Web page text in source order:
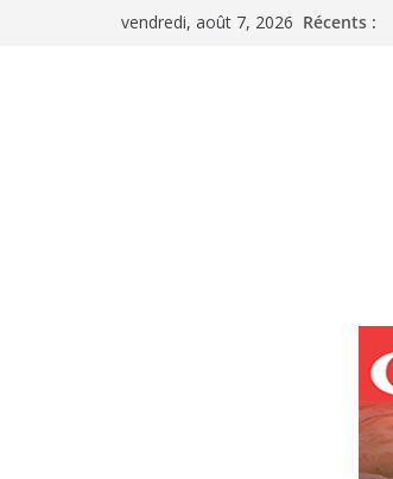
vendredi, août 7, 2026 Récents :